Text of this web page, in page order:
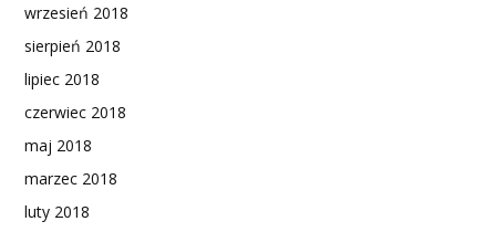
wrzesień 2018
sierpień 2018
lipiec 2018
czerwiec 2018
maj 2018
marzec 2018
luty 2018